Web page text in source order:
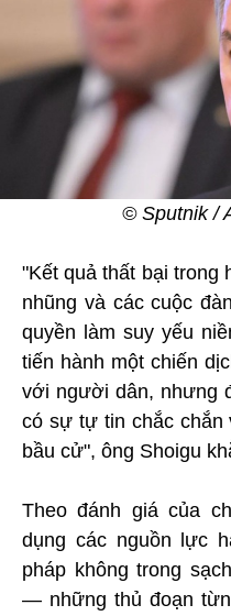
© Sputnik /
"Kết quả thất bại trong
nhũng và các cuộc
quyền làm suy yếu
tiến hành một chiến
với người dân, nhưng
có sự tự tin chắc chắn
bầu cử", ông Shoigu
Theo đánh giá của
dụng các nguồn lực
pháp không trong
— những thủ đoạn